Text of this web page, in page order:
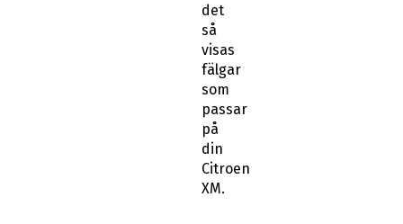
det
så
visas
fälgar
som
passar
på
din
Citroen
XM.